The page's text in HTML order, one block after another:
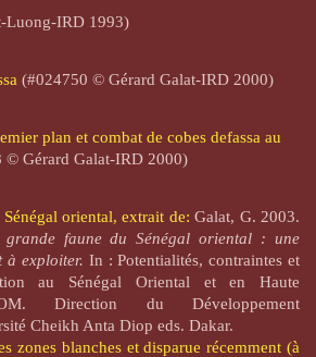
Luong-IRD 1993)
(#024750 © Gérard Galat-IRD 2000)
plan et combat de cobes defassa au
© Gérard Galat-IRD 2000)
oriental, extrait de: Galat, G. 2003.
faune du Sénégal oriental : une
à exploiter. In : Potentialités, contraintes et
au Sénégal Oriental et en Haute
Direction du Développement
Cheikh Anta Diop eds. Dakar.
zones blanches et disparue récemment (à